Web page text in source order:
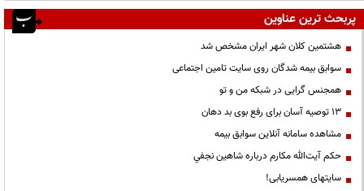
پربحث ترین عناوین
هشتمین کلان شهر ایران مشخص شد
سوابق بیمه شدگان روی سایت تامین اجتماعی
همجنس گرایی در شبکه من و تو
13 توصیه آسان برای رفع بوی بد دهان
مشاهده سامانه آنلاين سوابق بیمه
حكم آيت‌الله مكارم درباره شاهين نجفي
سایتهای همسریابی!